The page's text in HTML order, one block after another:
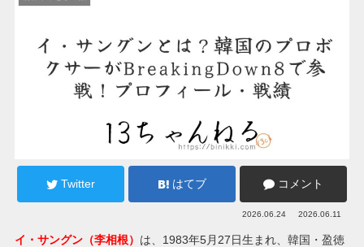
Twitter はてブ コメント
2026.06.24 2026.06.11
イ・サングン（李相根） は、1983年5月27日生まれ、韓国・盈徳